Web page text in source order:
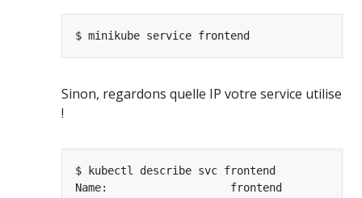
Sinon, regardons quelle IP votre service utilise
!